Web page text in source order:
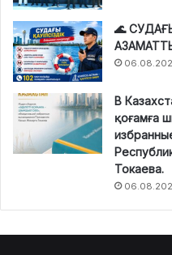
🌊
В
қоғамға
Токаева.